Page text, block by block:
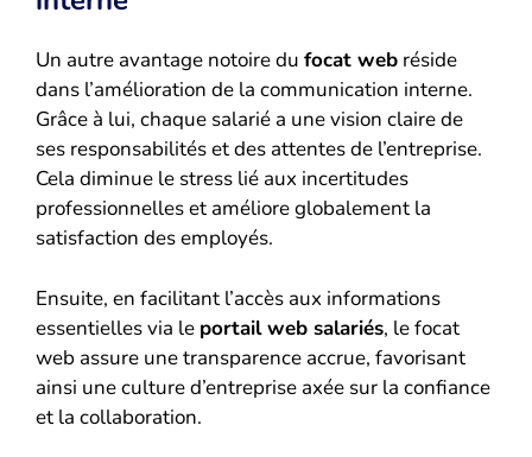
Un autre avantage notoire du focat web réside
dans l’amélioration de la communication interne.
Grâce à lui, chaque salarié a une vision claire de
ses responsabilités et des attentes de l’entreprise.
Cela diminue le stress lié aux incertitudes
professionnelles et améliore globalement la
satisfaction des employés.
Ensuite, en facilitant l’accès aux informations
essentielles via le portail web salariés, le focat
web assure une transparence accrue, favorisant
ainsi une culture d’entreprise axée sur la confiance
et la collaboration.